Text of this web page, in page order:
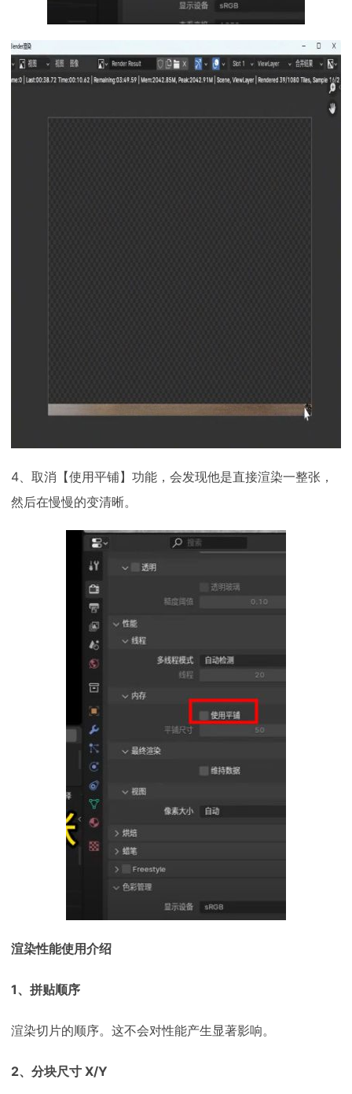
4、取消【使用平铺】功能，会发现他是直接渲染一整张，
然后在慢慢的变清晰。
渲染性能使用介绍
1、拼贴顺序
渲染切片的顺序。这不会对性能产生显著影响。
2、分块尺寸 X/Y